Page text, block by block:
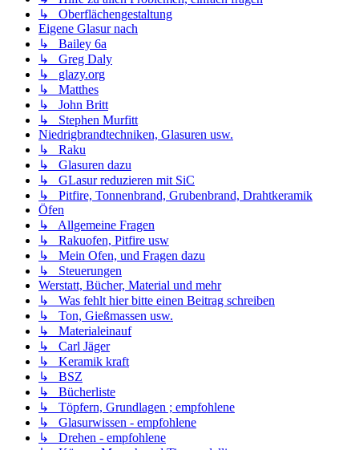
↳ Oberflächengestaltung
Eigene Glasur nach
↳ Bailey 6a
↳ Greg Daly
↳ glazy.org
↳ Matthes
↳ John Britt
↳ Stephen Murfitt
Niedrigbrandtechniken, Glasuren usw.
↳ Raku
↳ Glasuren dazu
↳ GLasur reduzieren mit SiC
↳ Pitfire, Tonnenbrand, Grubenbrand, Drahtkeramik
Öfen
↳ Allgemeine Fragen
↳ Rakuofen, Pitfire usw
↳ Mein Ofen, und Fragen dazu
↳ Steuerungen
Werstatt, Bücher, Material und mehr
↳ Was fehlt hier bitte einen Beitrag schreiben
↳ Ton, Gießmassen usw.
↳ Materialeinauf
↳ Carl Jäger
↳ Keramik kraft
↳ BSZ
↳ Bücherliste
↳ Töpfern, Grundlagen ; empfohlene
↳ Glasurwissen - empfohlene
↳ Drehen - empfohlene